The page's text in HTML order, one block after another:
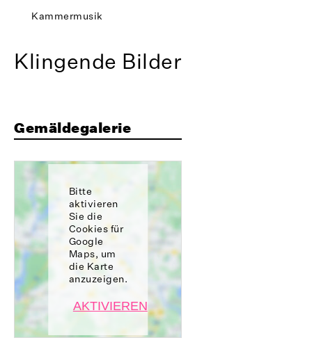
Kammermusik
Klingende Bilder
Gemäldegalerie
Bitte
aktivieren
Sie die
Cookies für
Google
Maps, um
die Karte
anzuzeigen.
AKTIVIEREN